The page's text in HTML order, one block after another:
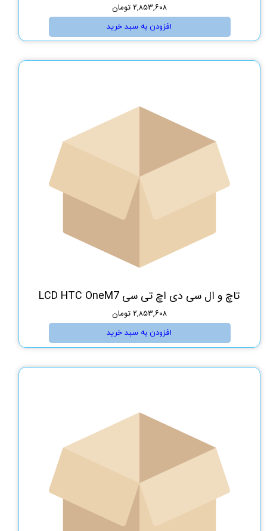
۲,۸۵۳,۶۰۸ تومان
افزودن به سبد خرید
تاچ و ال سی دی اچ تی سی LCD HTC OneM7
۲,۸۵۳,۶۰۸ تومان
افزودن به سبد خرید